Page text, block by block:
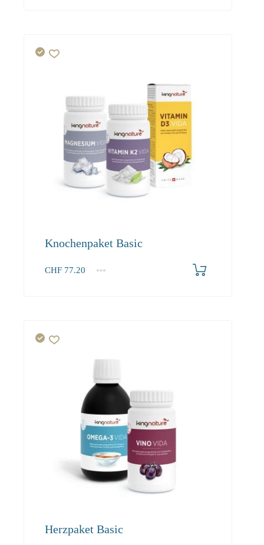
Knochenpaket Basic
CHF 77.20
1+
Herzpaket Basic